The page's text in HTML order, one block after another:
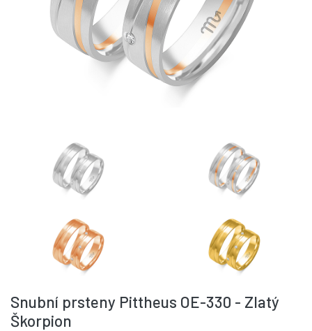
Snubní prsteny Pittheus OE-330 - Zlatý
Škorpion